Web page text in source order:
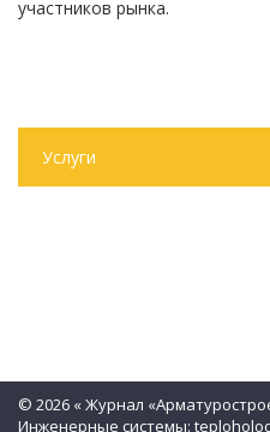
участников рынка.
Услуги
© 2026 « Журнал
Инженерные системы: